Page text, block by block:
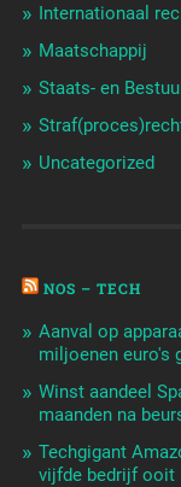
Internationaal
Maatschappij
Staats- en
Uncategorized
NOS – TECH
Aanval op
miljoenen euro's
Winst aandeel
maanden na
Techgigant
vijfde bedrijf ooit